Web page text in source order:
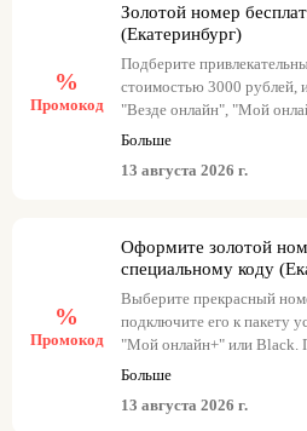
%
Промокод
Золотой номер
(Екатеринбург)
Подберите
стоимостью 3000 рублей,
"Везде онлайн", "Мой
Введите промокод при
бесплатно. Варианты
"Мой онлайн+", и goldekt1
Больше
13 августа 2026 г.
%
Промокод
Оформите золотой
специальному коду
Выберите прекрасный
подключите его к пакету
"Мой онлайн+" или Black.
промокод при оформлении
некоторые из вариантов,
Больше
13 августа 2026 г.